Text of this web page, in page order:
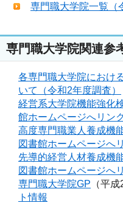
専門職大学院一覧（
専門職大学院関連参
各専門職大学院におけ
いて（令和2年度調査）
経営系大学院機能強化
館ホームページへリンク
高度専門職業人養成機
図書館ホームページへ
先導的経営人材養成機
図書館ホームページへ
専門職大学院GP （平
ト情報